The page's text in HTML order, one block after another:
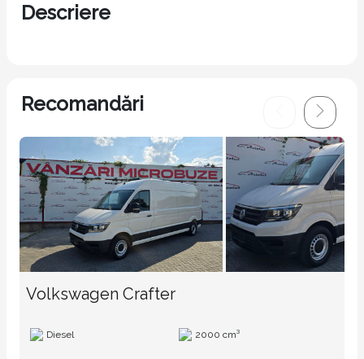
Descriere
Recomandări
Volkswagen Crafter
Diesel 2000 cm³